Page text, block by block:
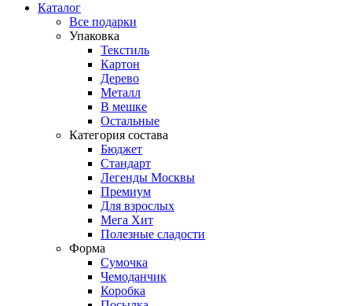
Каталог
Все подарки
Упаковка
Текстиль
Картон
Дерево
Металл
В мешке
Остальные
Категория состава
Бюджет
Стандарт
Легенды Москвы
Премиум
Для взрослых
Мега Хит
Полезные сладости
Форма
Сумочка
Чемоданчик
Коробка